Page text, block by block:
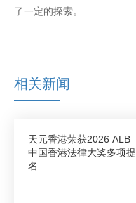
了一定的探索。
相关新闻
天元香港荣获2026 ALB
中国香港法律大奖多项提
名